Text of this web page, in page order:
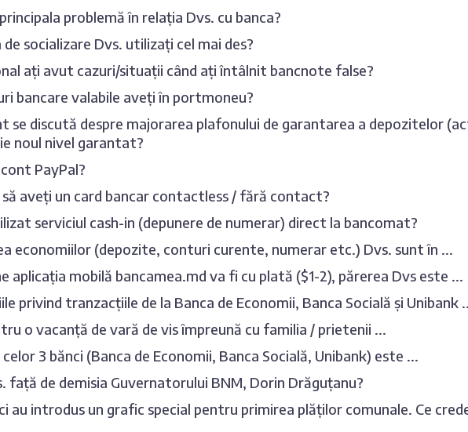
problemă în relația Dvs. cu banca?
de socializare Dvs. utilizați cel mai des?
ați avut cazuri/situații când ați întâlnit bancnote false?
bancare valabile aveți în portmoneu?
se discută despre majorarea plafonului de garantarea a depozitelor
noul nivel garantat?
PayPal?
aveți un card bancar contactless / fără contact?
serviciul cash-in (depunere de numerar) direct la bancomat?
economiilor (depozite, conturi curente, numerar etc.) Dvs. sunt în ...
aplicația mobilă bancamea.md va fi cu plată ($1-2), părerea Dvs este ...
privind tranzacțiile de la Banca de Economii, Banca Socială și Unibank
o vacanță de vară de vis împreună cu familia / prietenii ...
3 bănci (Banca de Economii, Banca Socială, Unibank) este ...
față de demisia Guvernatorului BNM, Dorin Drăguțanu?
au introdus un grafic special pentru primirea plăților comunale. Ce